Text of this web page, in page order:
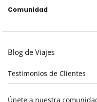
Comunidad
Blog de Viajes
Testimonios de Clientes
Únete a nuestra